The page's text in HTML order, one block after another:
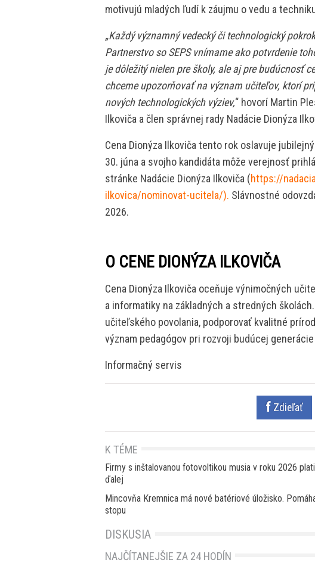
motivujú mladých ľudí k záujmu o vedu a
„Každý významný vedecký či technologický
Partnerstvo so SEPS vnímame ako potvrdenie
je dôležitý nielen pre školy, ale aj pre budúcnosť
chceme upozorňovať na význam učiteľov, ktorí
nových technologických výziev,“ hovorí Martin
Ilkoviča a člen správnej rady Nadácie Dionýza
Cena Dionýza Ilkoviča tento rok oslavuje
30. júna a svojho kandidáta môže verejnosť
stránke Nadácie Dionýza Ilkoviča (https://
ilkovica/nominovat-ucitela/). Slávnostné
2026.
O CENE DIONÝZA ILKOVIČA
Cena Dionýza Ilkoviča oceňuje výnimočných
a informatiky na základných a stredných
učiteľského povolania, podporovať kvalitné
význam pedagógov pri rozvoji budúcej
Informačný servis
Zdieľať
K TÉME
Firmy s inštalovanou fotovoltikou musia v roku 2026
ďalej
Mincovňa Kremnica má nové batériové úložisko.
stopu
DISKUSIA
NAJČÍTANEJŠIE ZA 24 HODÍN